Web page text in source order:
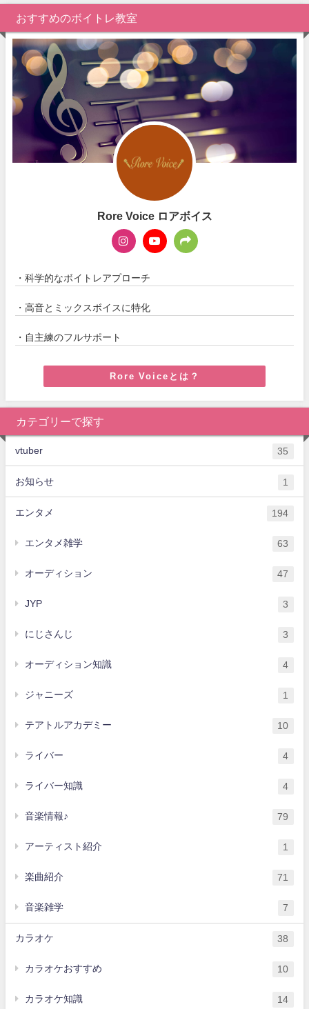
おすすめのボイトレ教室
Rore Voice ロアボイス
・科学的なボイトレアプローチ
・高音とミックスボイスに特化
・自主練のフルサポート
Rore Voiceとは？
カテゴリーで探す
vtuber 35
お知らせ 1
エンタメ 194
エンタメ雑学 63
オーディション 47
JYP 3
にじさんじ 3
オーディション知識 4
ジャニーズ 1
テアトルアカデミー 10
ライバー 4
ライバー知識 4
音楽情報♪ 79
アーティスト紹介 1
楽曲紹介 71
音楽雑学 7
カラオケ 38
カラオケおすすめ 10
カラオケ知識 14